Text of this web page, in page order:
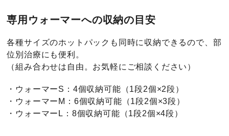
専用ウォーマーへの収納の目安
各種サイズのホットパックも同時に収納できるので、部
位別治療にも便利。
（組み合わせは自由。お気軽にご相談ください）
・ウォーマーS：4個収納可能（1段2個×2段）
・ウォーマーM：6個収納可能（1段2個×3段）
・ウォーマーL：8個収納可能（1段2個×4段）